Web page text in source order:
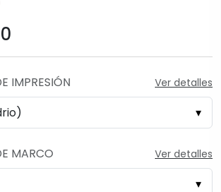
IMPRESIÓN Ver detalles
MARCO Ver detalles